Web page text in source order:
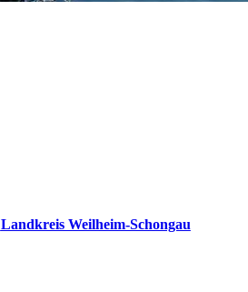
Landkreis Weilheim-Schongau